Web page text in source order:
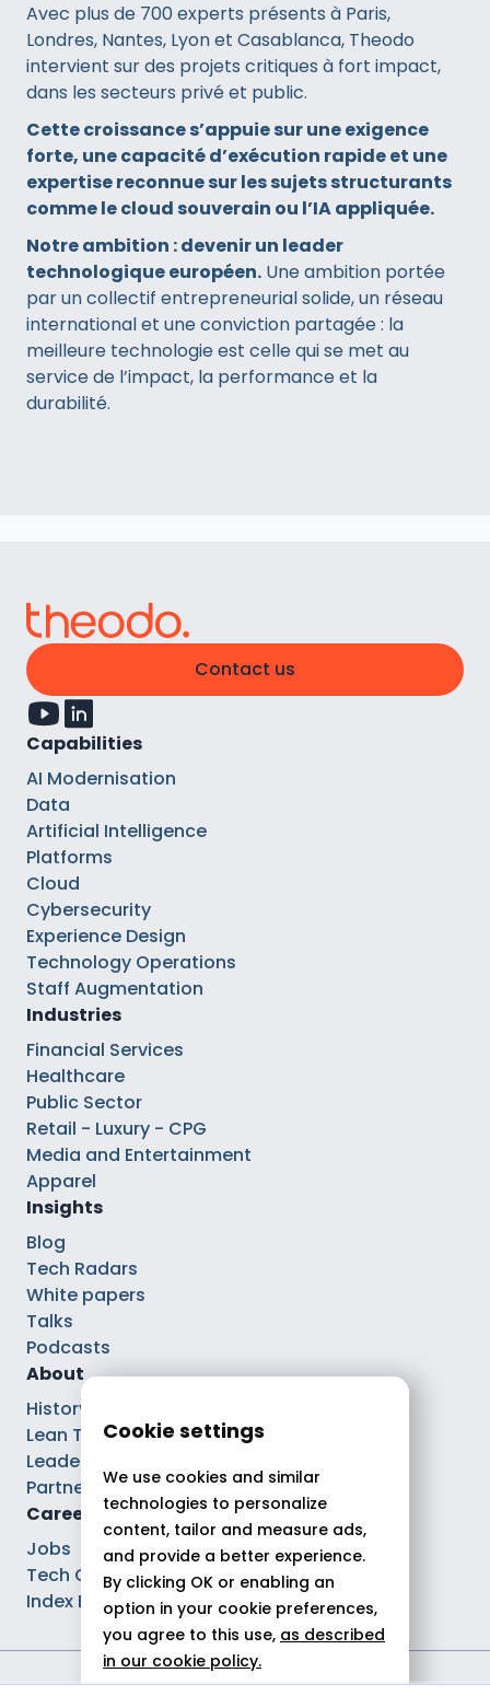
Avec plus de 700 experts présents à Paris,
Londres, Nantes, Lyon et Casablanca, Theodo
intervient sur des projets critiques à fort impact,
dans les secteurs privé et public.
Cette croissance s’appuie sur une exigence
forte, une capacité d’exécution rapide et une
expertise reconnue sur les sujets structurants
comme le cloud souverain ou l’IA appliquée.
Notre ambition : devenir un leader
technologique européen. Une ambition portée
par un collectif entrepreneurial solide, un réseau
international et une conviction partagée : la
meilleure technologie est celle qui se met au
service de l’impact, la performance et la
durabilité.
Contact us
Capabilities
AI Modernisation
Data
Artificial Intelligence
Platforms
Cloud
Cybersecurity
Experience Design
Technology Operations
Staff Augmentation
Industries
Financial Services
Healthcare
Public Sector
Retail - Luxury - CPG
Media and Entertainment
Apparel
Insights
Blog
Tech Radars
White papers
Talks
Podcasts
About
History
Lean Tech®
Leaders
Partnerships
Careers
Jobs
Tech Careers
Index Ega Pro
Cookie settings
We use cookies and similar
technologies to personalize
content, tailor and measure ads,
and provide a better experience.
By clicking OK or enabling an
option in your cookie preferences,
you agree to this use, as described
in our cookie policy.